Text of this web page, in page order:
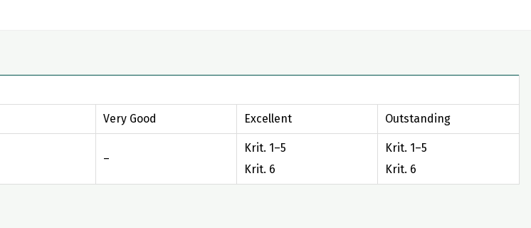
Very Good Excellent Outstanding
–
Krit. 1–5
Krit. 6
Krit. 1–5
Krit. 6